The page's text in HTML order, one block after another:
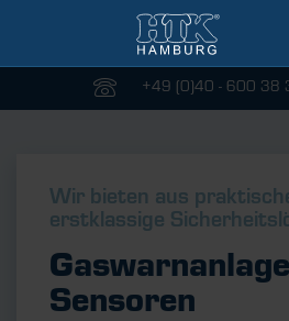
+49 (0)40 - 600 38
Wir bieten aus
erstklassige
Sensoren